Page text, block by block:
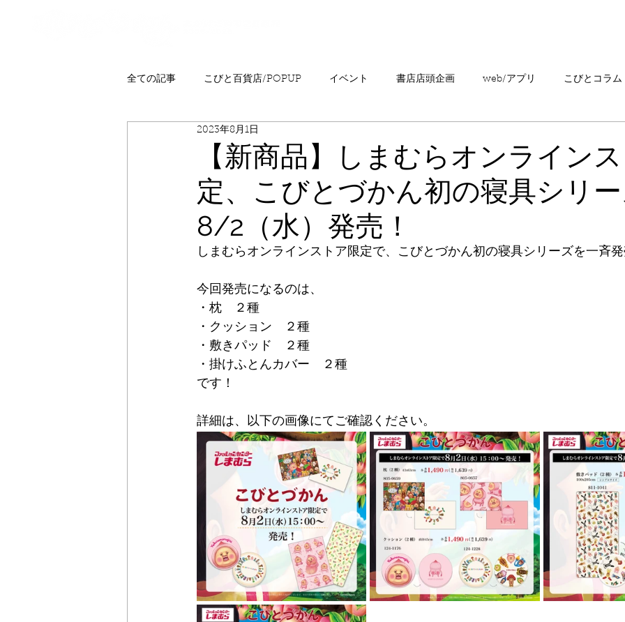
全ての記事 こびと百貨店/POPUP イベント 書店店頭企画 web/アプリ こびとコラム
プレゼント ニュース
こびとはくぶつかん FAQ こびとづかんの町つるぎ
【新商品】しまむらオンライン
定、こびとづかん初の寝具シリ
8/2（水）発売！
2023年8月1日
しまむらオンラインストア限定で、こびとづかん初の寝具シリーズを一斉発
今回発売になるのは、
・枕　２種
・クッション　２種
・敷きパッド　２種
・掛けふとんカバー　２種
です！
詳細は、以下の画像にてご確認ください。